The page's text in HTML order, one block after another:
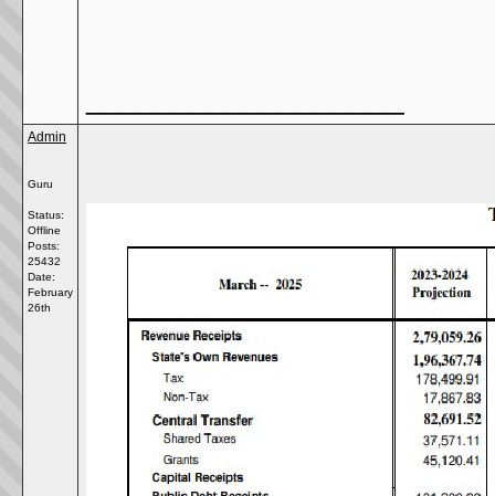
Admin
Guru
Status:
Offline
Posts:
25432
Date:
February
26th